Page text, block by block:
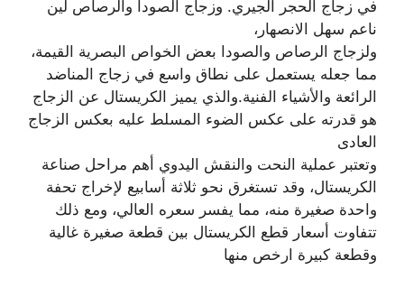
في زجاج الحجر الجيري. وزجاج الصودا والرصاص لين
ناعم سهل الانصهار،
ولزجاج الرصاص والصودا بعض الخواص البصرية القيمة،
مما جعله يستعمل على نطاق واسع في زجاج المناضد
الرائعة والأشياء الفنية.والذي يميز الكريستال عن الزجاج
هو قدرته على عكس الضوء المسلط عليه بعكس الزجاج
العادى
وتعتبر عملية النحت والنقش اليدوي أهم مراحل صناعة
الكريستال، وقد تستغرق نحو ثلاثة أسابيع لإخراج تحفة
واحدة صغيرة منه، مما يفسر سعره العالي، ومع ذلك
تتفاوت أسعار قطع الكريستال بين قطعة صغيرة غالية
وقطعة كبيرة ارخص منها